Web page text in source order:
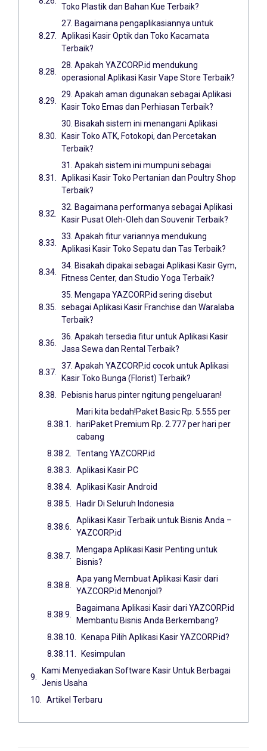
Toko Plastik dan Bahan Kue Terbaik?
27. Bagaimana pengaplikasiannya untuk
Aplikasi Kasir Optik dan Toko Kacamata
Terbaik?
28. Apakah YAZCORP.id mendukung
operasional Aplikasi Kasir Vape Store Terbaik?
29. Apakah aman digunakan sebagai Aplikasi
Kasir Toko Emas dan Perhiasan Terbaik?
30. Bisakah sistem ini menangani Aplikasi
Kasir Toko ATK, Fotokopi, dan Percetakan
Terbaik?
31. Apakah sistem ini mumpuni sebagai
Aplikasi Kasir Toko Pertanian dan Poultry Shop
Terbaik?
32. Bagaimana performanya sebagai Aplikasi
Kasir Pusat Oleh-Oleh dan Souvenir Terbaik?
33. Apakah fitur variannya mendukung
Aplikasi Kasir Toko Sepatu dan Tas Terbaik?
34. Bisakah dipakai sebagai Aplikasi Kasir Gym,
Fitness Center, dan Studio Yoga Terbaik?
35. Mengapa YAZCORP.id sering disebut
sebagai Aplikasi Kasir Franchise dan Waralaba
Terbaik?
36. Apakah tersedia fitur untuk Aplikasi Kasir
Jasa Sewa dan Rental Terbaik?
37. Apakah YAZCORP.id cocok untuk Aplikasi
Kasir Toko Bunga (Florist) Terbaik?
Pebisnis harus pinter ngitung pengeluaran!
Mari kita bedah!Paket Basic Rp. 5.555 per
hariPaket Premium Rp. 2.777 per hari per
cabang
Tentang YAZCORP.id
Aplikasi Kasir PC
Aplikasi Kasir Android
Hadir Di Seluruh Indonesia
Aplikasi Kasir Terbaik untuk Bisnis Anda –
YAZCORP.id
Mengapa Aplikasi Kasir Penting untuk
Bisnis?
Apa yang Membuat Aplikasi Kasir dari
YAZCORP.id Menonjol?
Bagaimana Aplikasi Kasir dari YAZCORP.id
Membantu Bisnis Anda Berkembang?
Kenapa Pilih Aplikasi Kasir YAZCORP.id?
Kesimpulan
Kami Menyediakan Software Kasir Untuk Berbagai
Jenis Usaha
Artikel Terbaru